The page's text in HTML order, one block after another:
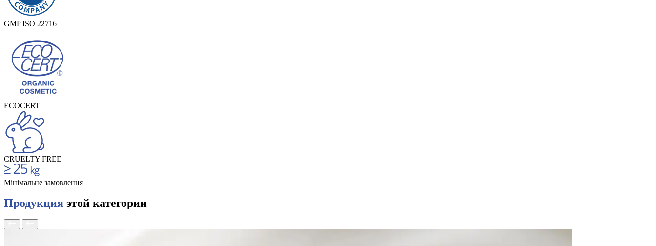
GMP ISO 22716
ECOCERT
CRUELTY FREE
Мінімальне замовлення
Продукция этой категории